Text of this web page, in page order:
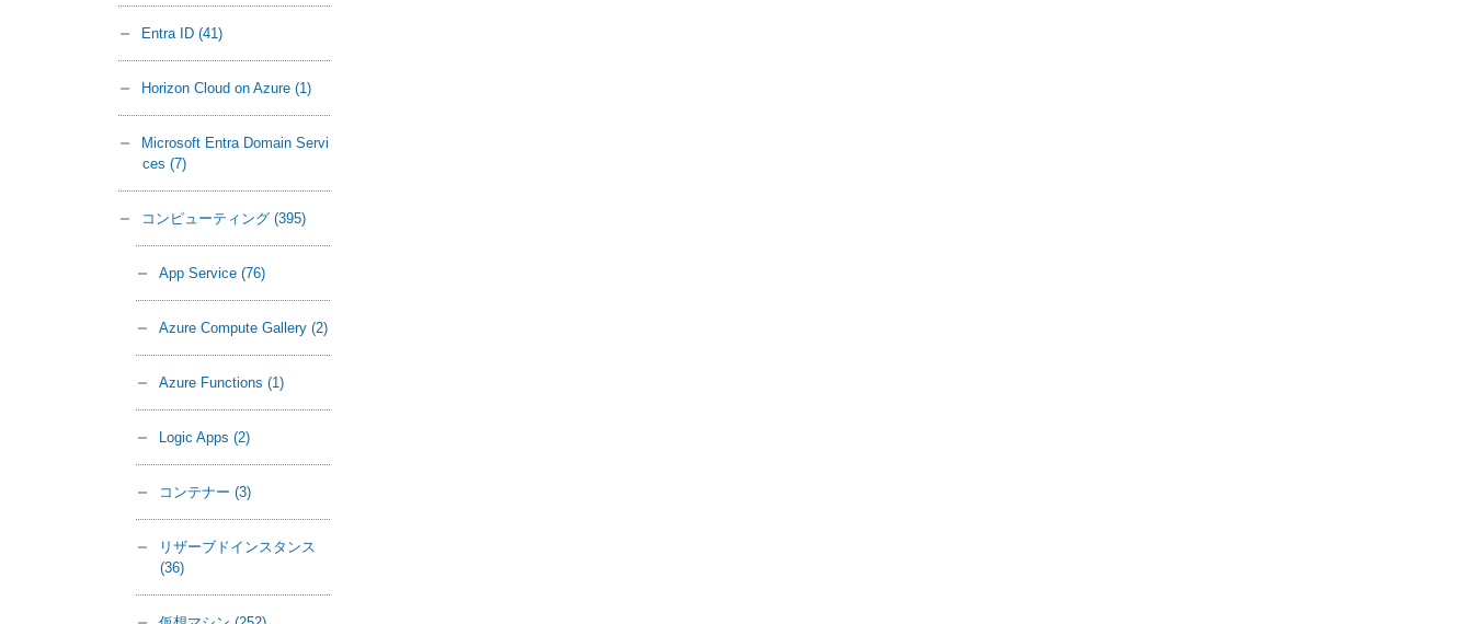
Entra ID (41)
Horizon Cloud on Azure (1)
Microsoft Entra Domain Servi
ces (7)
コンピューティング (395)
App Service (76)
Azure Compute Gallery (2)
Azure Functions (1)
Logic Apps (2)
コンテナー (3)
リザーブドインスタンス
(36)